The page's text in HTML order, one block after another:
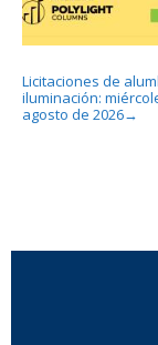
Licitaciones de
iluminación:
agosto de 2026→